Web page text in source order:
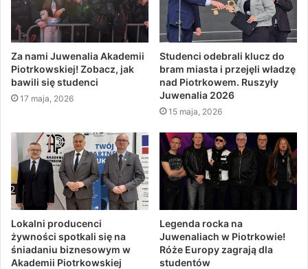
Za nami Juwenalia Akademii
Piotrkowskiej! Zobacz, jak
bawili się studenci
17 maja, 2026
Studenci odebrali klucz do
bram miasta i przejęli władzę
nad Piotrkowem. Ruszyły
Juwenalia 2026
15 maja, 2026
Lokalni producenci
żywności spotkali się na
śniadaniu biznesowym w
Akademii Piotrkowskiej
Legenda rocka na
Juwenaliach w Piotrkowie!
Róże Europy zagrają dla
studentów